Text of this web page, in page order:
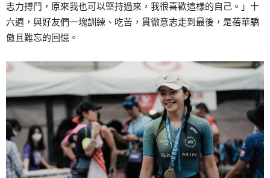
志力搏鬥，原來我也可以堅持過來，我很喜歡這樣的自己。」十
六週，與好友們一塊訓練、吃苦，貫徹意志走到最後，是蓓華驕
傲且難忘的回憶。